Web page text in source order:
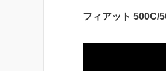
フィアット 500C/